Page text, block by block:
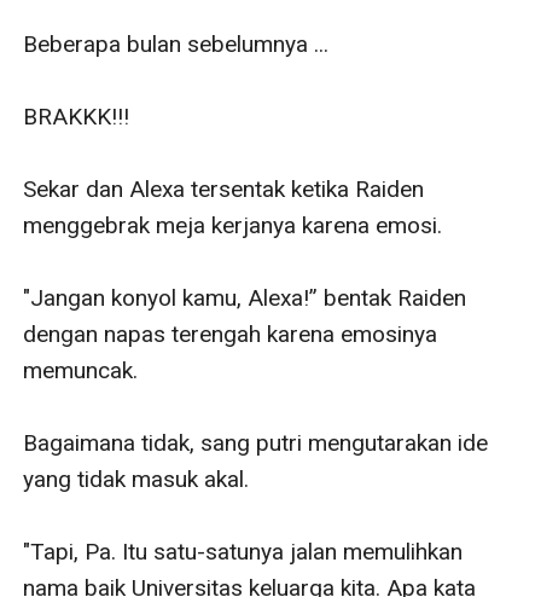
Beberapa bulan sebelumnya ...
BRAKKK!!!
Sekar dan Alexa tersentak ketika Raiden
menggebrak meja kerjanya karena emosi.
"Jangan konyol kamu, Alexa!” bentak Raiden
dengan napas terengah karena emosinya
memuncak.
Bagaimana tidak, sang putri mengutarakan ide
yang tidak masuk akal.
"Tapi, Pa. Itu satu-satunya jalan memulihkan
nama baik Universitas keluarga kita. Apa kata